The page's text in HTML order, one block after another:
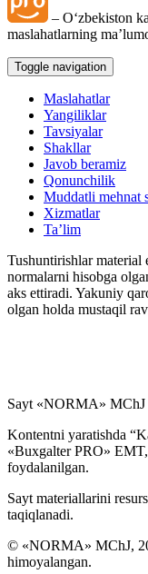
– Oʻzbekiston
maslahatlarning
Toggle navigation
Maslahatlar
Yangiliklar
Tavsiyalar
Shakllar
Javob beramiz
Qonunchilik
Muddatli mehnat
Xizmatlar
Ta’lim
Tushuntirishlar material
normalarni hisobga
aks ettiradi. Yakuniy
olgan holda mustaqil
Sayt «NORMA» MChJ
Kontentni yaratishda
«Buxgalter PRO»
foydalanilgan.
Sayt materiallarini
taqiqlanadi.
© «NORMA» MChJ,
himoyalangan.